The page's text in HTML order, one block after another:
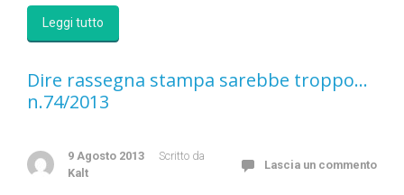
Leggi tutto
Dire rassegna stampa sarebbe troppo…
n.74/2013
9 Agosto 2013
Scritto da
Kalt
Lascia un commento